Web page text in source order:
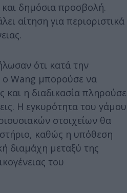
δημόσια προσβολή.
αίτηση για περιοριστικά
ότι κατά την
Wang μπορούσε να
και η διαδικασία πληρούσε
Η εγκυρότητα του γάμου
στοιχείων θα
καθώς η υπόθεση
διαμάχη μεταξύ της
του